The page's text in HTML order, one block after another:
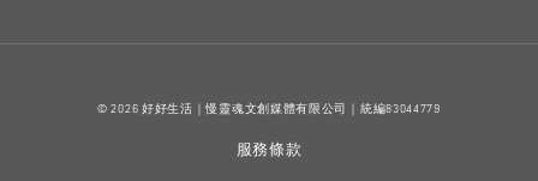
© 2026 好好生活｜慢靈魂文創媒體有限公司｜統編83044779
服務條款